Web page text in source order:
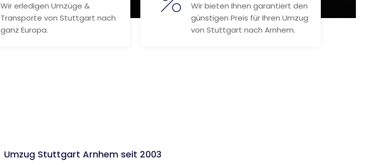
Wir erledigen Umzüge &
Transporte von Stuttgart nach
ganz Europa.
Wir bieten Ihnen garantiert den
günstigen Preis für Ihren Umzug
von Stuttgart nach Arnhem.
Umzug Stuttgart Arnhem seit 2003